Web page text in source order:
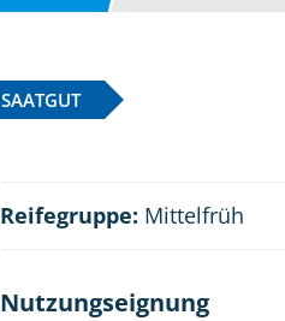
SAATGUT
Reifegruppe: Mittelfrüh
Nutzungseignung